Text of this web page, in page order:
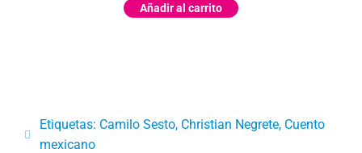
Añadir al carrito
Etiquetas: Camilo Sesto, Christian Negrete, Cuento
mexicano